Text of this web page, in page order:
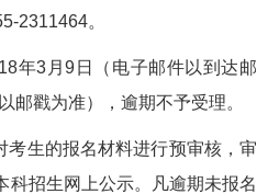
2311464。
年3月9日（电子邮件以到达邮
邮戳为准），逾期不予受理。
考生的报名材料进行预审核，审
科招生网上公示。凡逾期未报名